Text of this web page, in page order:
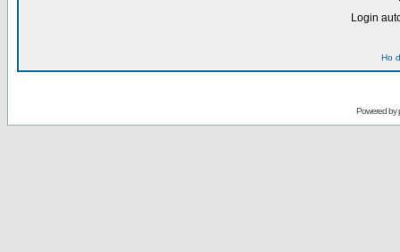
Login
Ho
Powered by